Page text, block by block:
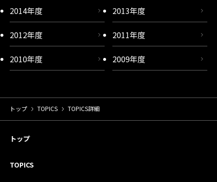
2014年度 2013年度
2012年度 2011年度
2010年度 2009年度
トップ TOPICS TOPICS詳細
トップ
TOPICS